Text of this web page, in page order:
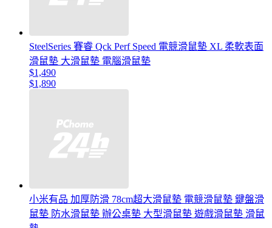
SteelSeries 賽睿 Qck Perf Speed 電競滑鼠墊 XL 柔軟表面
滑鼠墊 大滑鼠墊 電腦滑鼠墊
$1,490
$1,890
小米有品 加厚防滑 78cm超大滑鼠墊 電競滑鼠墊 鍵盤滑
鼠墊 防水滑鼠墊 辦公桌墊 大型滑鼠墊 遊戲滑鼠墊 滑鼠